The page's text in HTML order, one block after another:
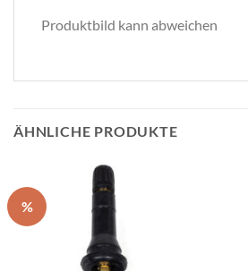
Produktbild kann abweichen
ÄHNLICHE PRODUKTE
%